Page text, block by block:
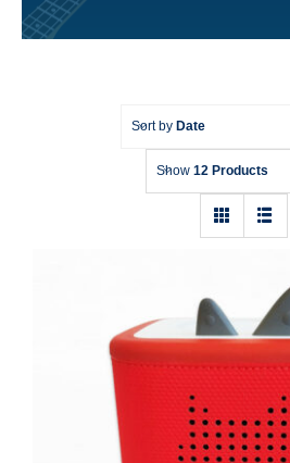
Videos
Sort by Date
Show 12 Products
Toniebox 2